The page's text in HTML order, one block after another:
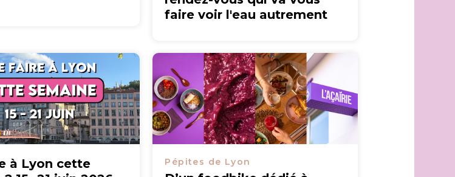
faire voir l'eau autrement
à Lyon cette
Pépites de Lyon